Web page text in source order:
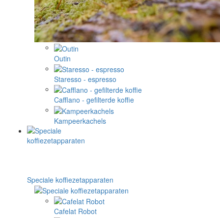
Outin
Staresso - espresso
Cafflano - gefilterde koffie
Kampeerkachels
Speciale koffiezetapparaten
Cafelat Robot